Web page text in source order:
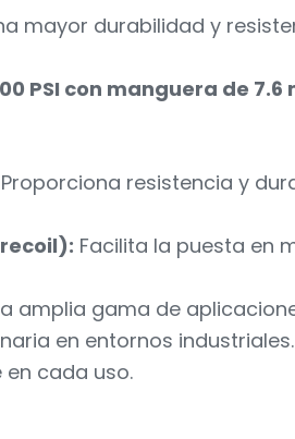
mayor durabilidad y
PSI con manguera de 7.6
Proporciona resistencia y
Facilita la puesta en
amplia gama de
en entornos
cada uso.